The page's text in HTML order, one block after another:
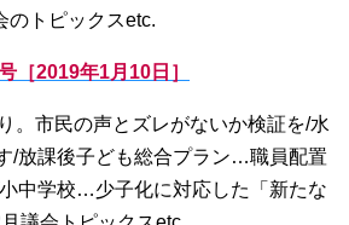
のトピックスetc.
［2019年1月10日］
。市民の声とズレがないか検証を/水
/放課後子ども総合プラン…職員配置
中学校…少子化に対応した「新たな